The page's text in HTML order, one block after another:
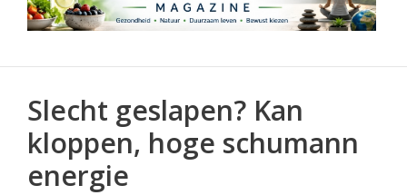
Slecht geslapen? Kan
kloppen, hoge schumann
energie